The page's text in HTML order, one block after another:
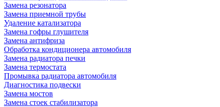
Замена резонатора
Замена приемной трубы
Удаление катализатора
Замена гофры глушителя
Замена антифриза
Обработка кондиционера автомобиля
Замена радиатора печки
Замена термостата
Промывка радиатора автомобиля
Диагностика подвески
Замена мостов
Замена стоек стабилизатора